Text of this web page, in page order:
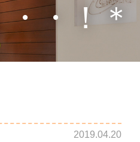
・！＊
2019.04.20